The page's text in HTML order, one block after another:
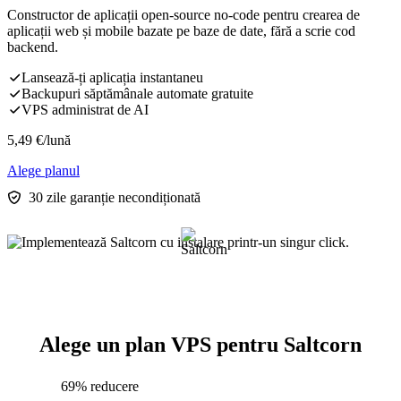
Constructor de aplicații open-source no-code pentru crearea de
aplicații web și mobile bazate pe baze de date, fără a scrie cod
backend.
Lansează-ți aplicația instantaneu
Backupuri săptămânale automate gratuite
VPS administrat de AI
5,49 €/lună
Alege planul
30 zile garanție necondiționată
Alege un plan VPS pentru Saltcorn
69% reducere